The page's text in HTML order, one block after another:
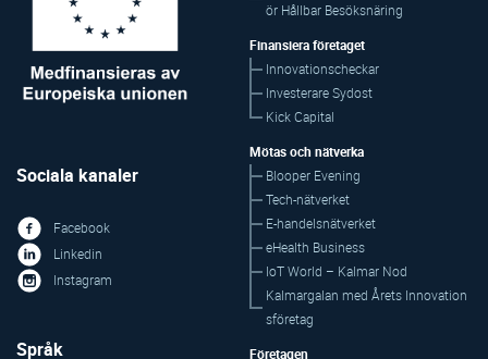
Sociala kanaler
Facebook
Linkedin
Instagram
Språk
ör Hållbar Besöksnäring
Finansiera företaget
Innovationscheckar
Investerare Sydost
Kick Capital
Mötas och nätverka
Blooper Evening
Tech-nätverket
E-handelsnätverket
eHealth Business
IoT World – Kalmar Nod
Kalmargalan med Årets Innovation
sföretag
Företagen